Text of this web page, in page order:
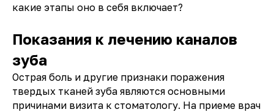
какие этапы оно в себя включает?
Показания к лечению каналов
зуба
Острая боль и другие признаки поражения
твердых тканей зуба являются основными
причинами визита к стоматологу. На приеме врач